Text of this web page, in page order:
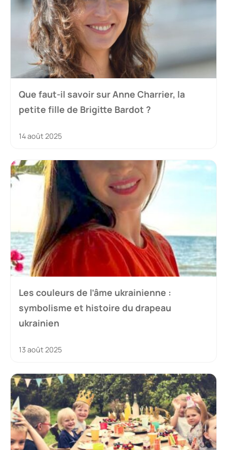
Que faut-il savoir sur Anne Charrier, la
petite fille de Brigitte Bardot ?
14 août 2025
Les couleurs de l’âme ukrainienne :
symbolisme et histoire du drapeau
ukrainien
13 août 2025